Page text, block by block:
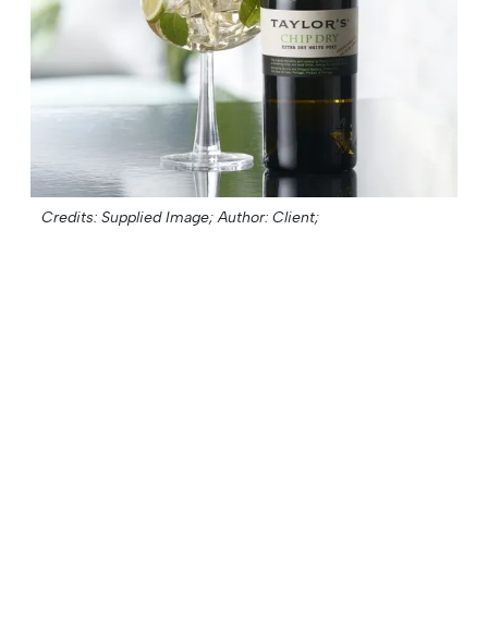
Credits: Supplied Image; Author: Client;